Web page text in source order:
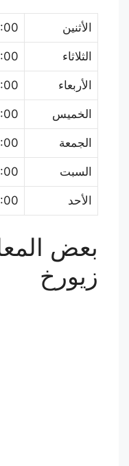
الأثنين - 5:00 PM
الثلاثاء - 5:00 PM
الأربعاء - 5:00 PM
الخميس - 5:00 PM
الجمعة - 5:00 PM
السبت - 5:00 PM
الأحد - 5:00 PM
بعض
زيورخ